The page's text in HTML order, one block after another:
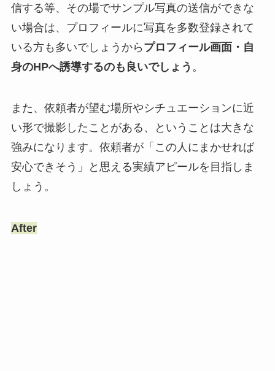
信する等、その場でサンプル写真の送信ができな
い場合は、プロフィールに写真を多数登録されて
いる方も多いでしょうから プロフィール画面・自
身のHPへ誘導するのも良いでしょう 。
また、依頼者が望む場所やシチュエーションに近
い形で撮影したことがある、ということは大きな
強みになります。依頼者が「この人にまかせれば
安心できそう」と思える実績アピールを目指しま
しょう。
After